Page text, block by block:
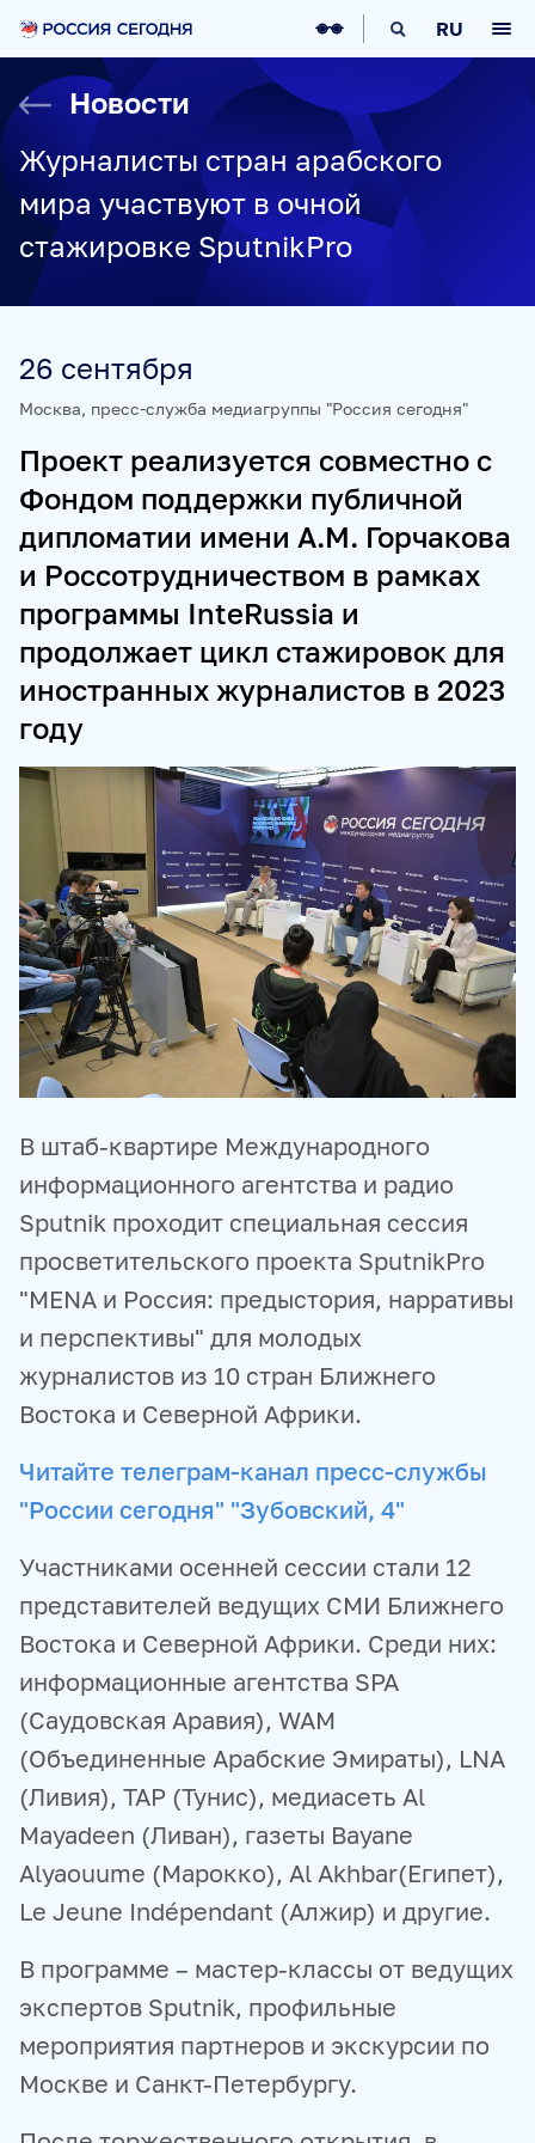
О НАС
О МЕДИАГРУППЕ
ИСТОРИЯ
СОЦИАЛЬНАЯ ОТВЕТСТВЕННОСТЬ
РУКОВОДСТВО
КАРЬЕРА
СТАЖИРОВКА
IT-ВОЗМОЖНОСТИ
НАГРАДЫ
НАШИ СМИ
РИА НОВОСТИ
СОЦИАЛЬНЫЙ НАВИГАТОР
ПРОЕКТЫ
SPUTNIKPRO
КОНКУРС ИМЕНИ СТЕНИНА
ФЕСТИВАЛЬ KOKTEBEL JAZZ PARTY
ПОЖАЛУЙСТА, ДЫШИТЕ!
НЮРНБЕРГ. НАЧАЛО МИРА
ПРОДУКТЫ И СЕРВИСЫ
НОВОСТНЫЕ ЛЕНТЫ
РЕКЛАМА И СПЕЦПРОЕКТЫ
МЕДИАФАСАД
РЕЙТИНГИ И АНАЛИТИКА
БАЗА АНОНСОВ
ПЕРЕВОДЫ
ТРЕНИНГИ
МУЛЬТИМЕДИЙНЫЙ ПРЕСС-ЦЕНТР
RU
Новости
Журналисты стран арабского
мира участвуют в очной
стажировке SputnikPro
26 сентября
Москва, пресс-служба медиагруппы "Россия сегодня"
Проект реализуется совместно с
Фондом поддержки публичной
дипломатии имени А.М. Горчакова
и Россотрудничеством в рамках
программы InteRussia и
продолжает цикл стажировок для
иностранных журналистов в 2023
году
В штаб-квартире Международного
информационного агентства и радио
Sputnik проходит специальная сессия
просветительского проекта SputnikPro
"MENA и Россия: предыстория, нарративы
и перспективы" для молодых
журналистов из 10 стран Ближнего
Востока и Северной Африки.
Читайте телеграм-канал пресс-службы
"России сегодня" "Зубовский, 4"
Участниками осенней сессии стали 12
представителей ведущих СМИ Ближнего
Востока и Северной Африки. Среди них:
информационные агентства SPA
(Саудовская Аравия), WAM
(Объединенные Арабские Эмираты), LNA
(Ливия), TAP (Тунис), медиасеть Al
Mayadeen (Ливан), газеты Bayane
Alyaouume (Марокко), Al Akhbar(Египет),
Le Jeune Indépendant (Алжир) и другие.
В программе – мастер-классы от ведущих
экспертов Sputnik, профильные
мероприятия партнеров и экскурсии по
Москве и Санкт-Петербургу.